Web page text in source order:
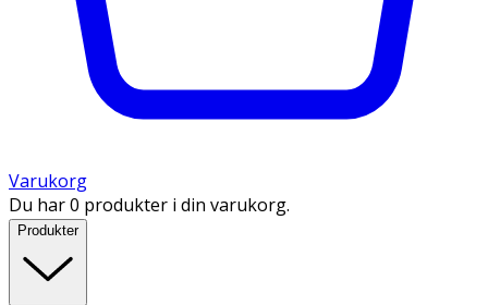
Varukorg
Du har 0 produkter i din varukorg.
Produkter